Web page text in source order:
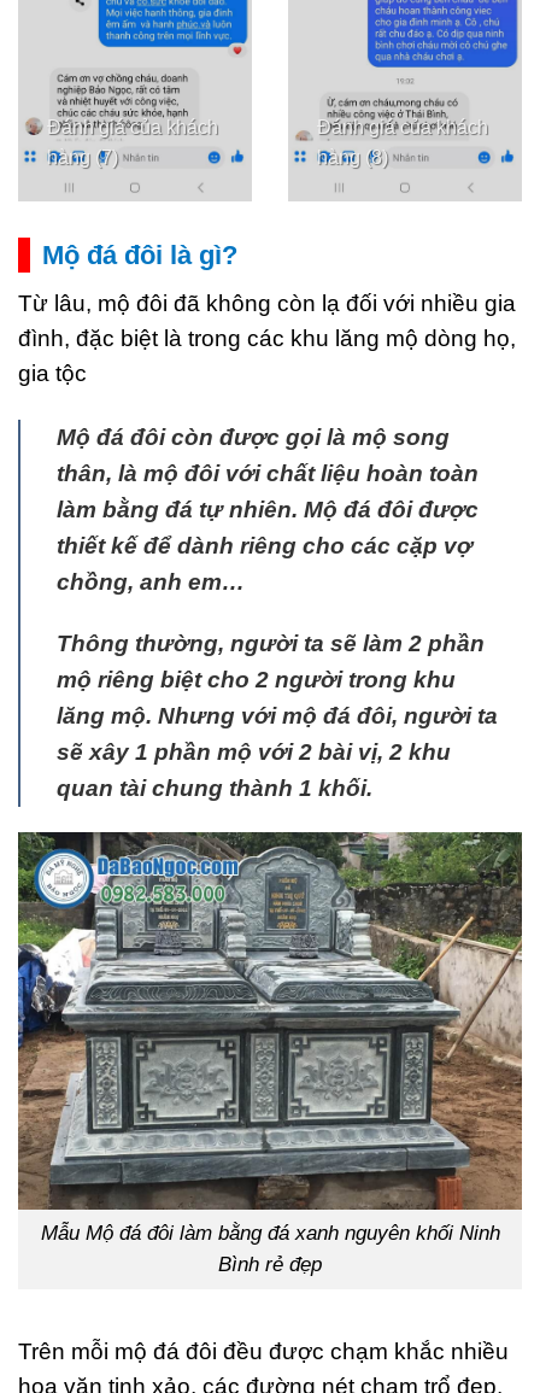
Đánh giá của khách
hàng (7)
Đánh giá của khách
hàng (8)
Mộ đá đôi là gì?
Từ lâu, mộ đôi đã không còn lạ đối với nhiều gia
đình, đặc biệt là trong các khu lăng mộ dòng họ,
gia tộc
Mộ đá đôi còn được gọi là mộ song
thân, là mộ đôi với chất liệu hoàn toàn
làm bằng đá tự nhiên. Mộ đá đôi được
thiết kế để dành riêng cho các cặp vợ
chồng, anh em…
Thông thường, người ta sẽ làm 2 phần
mộ riêng biệt cho 2 người trong khu
lăng mộ. Nhưng với mộ đá đôi, người ta
sẽ xây 1 phần mộ với 2 bài vị, 2 khu
quan tài chung thành 1 khối.
Mẫu Mộ đá đôi làm bằng đá xanh nguyên khối Ninh
Bình rẻ đẹp
Trên mỗi mộ đá đôi đều được chạm khắc nhiều
hoa văn tinh xảo, các đường nét chạm trổ đẹp,